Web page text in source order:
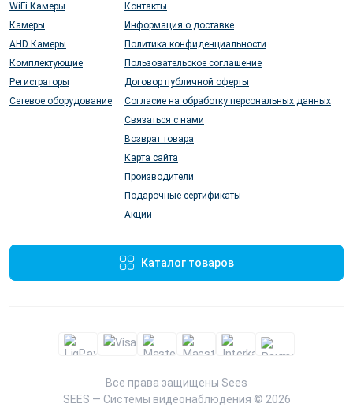
WiFi Камеры
Камеры
AHD Камеры
Комплектующие
Регистраторы
Сетевое оборудование
Контакты
Информация о доставке
Политика конфиденциальности
Пользовательское соглашение
Договор публичной оферты
Согласие на обработку персональных данных
Связаться с нами
Возврат товара
Карта сайта
Производители
Подарочные сертификаты
Акции
Каталог товаров
Все права защищены Sees
SEES — Системы видеонаблюдения © 2026